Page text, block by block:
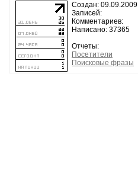
Создан: 09.09.2009
Записей:
Комментариев:
Написано: 37365
Отчеты:
Посетители
Поисковые фразы